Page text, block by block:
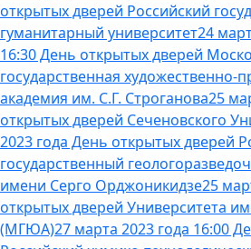
открытых дверей Российский
гуманитарный университет24
16:30 День открытых дверей
государственная
академия им. С.Г. Строганова25
открытых дверей Сеченовского
2023 года День открытых дверей
государственный
имени Серго Орджоникидзе25
открытых дверей Университета
(МГЮА)27 марта 2023 года 16:00